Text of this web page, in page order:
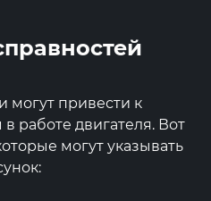
могут привести к
работе двигателя. Вот
могут указывать